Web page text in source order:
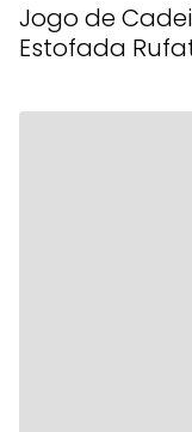
Jogo de
Estofada